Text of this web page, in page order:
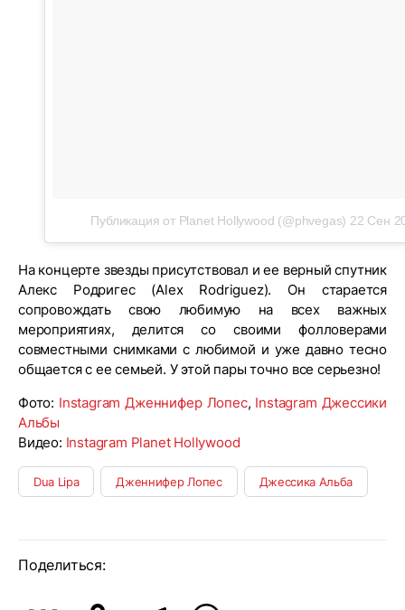
Публикация от Planet Hollywood (@phvegas) 22 Сен
На концерте звезды присутствовал и ее верный спутник
Алекс Родригес (Alex Rodriguez). Он старается
сопровождать свою любимую на всех важных
мероприятиях, делится со своими фолловерами
совместными снимками с любимой и уже давно тесно
общается с ее семьей. У этой пары точно все серьезно!
Фото: Instagram Дженнифер Лопес, Instagram Джессики
Альбы
Видео: Instagram Planet Hollywood
Dua Lipa Дженнифер Лопес Джессика Альба
Поделиться: